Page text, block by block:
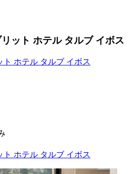
ット ホテル タルブ イボス
ト ホテル タルブ イボス
ト ホテル タルブ イボス